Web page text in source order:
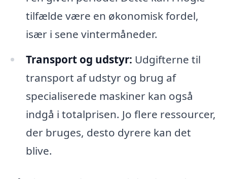
tilfælde være en økonomisk fordel,
især i sene vintermåneder.
Transport og udstyr: Udgifterne til
transport af udstyr og brug af
specialiserede maskiner kan også
indgå i totalprisen. Jo flere ressourcer,
der bruges, desto dyrere kan det
blive.